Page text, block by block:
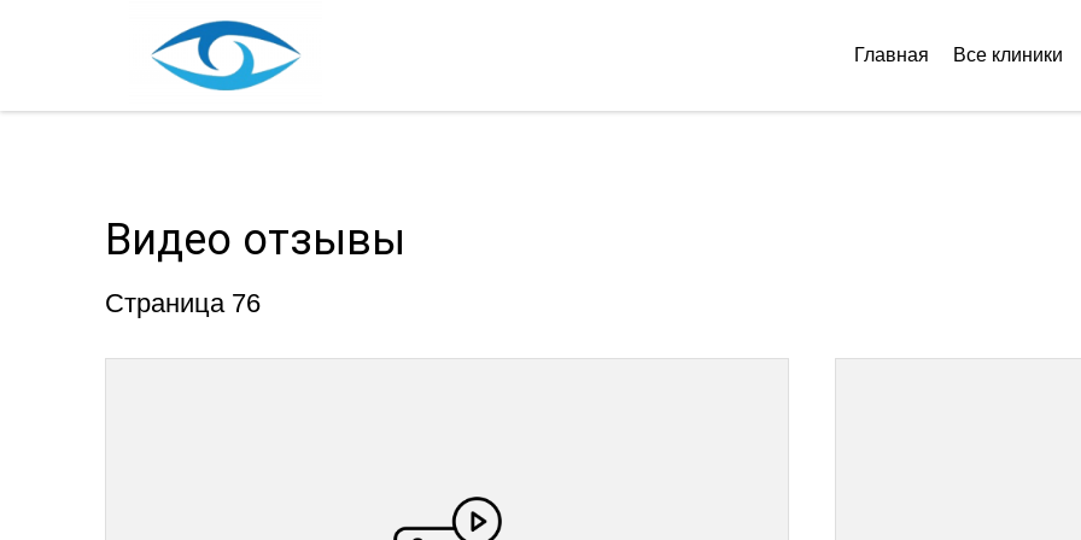
Главная Все клиники
Видео отзывы
Страница 76